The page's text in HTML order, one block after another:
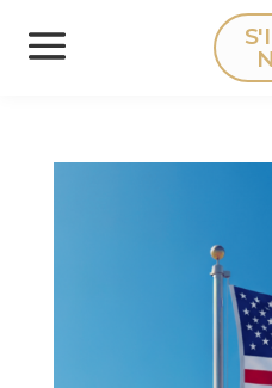
Panneau de gestion des